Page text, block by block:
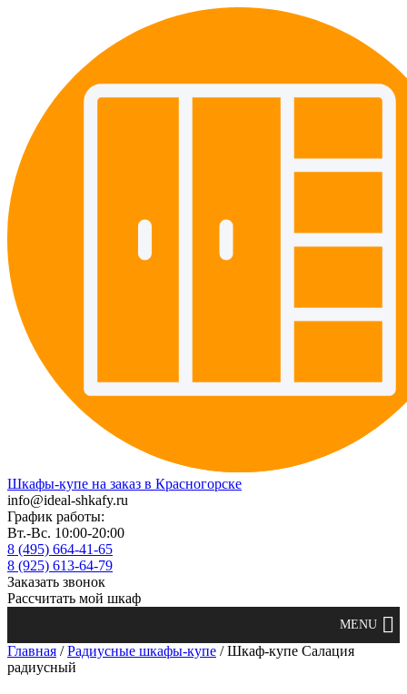
Шкафы-купе на заказ в Красногорске
info@ideal-shkafy.ru
График работы:
Вт.-Вс. 10:00-20:00
8 (495) 664-41-65
8 (925) 613-64-79
Заказать звонок
Рассчитать мой шкаф
Главная /Радиусные шкафы-купе / Шкаф-купе Салация
радиусный